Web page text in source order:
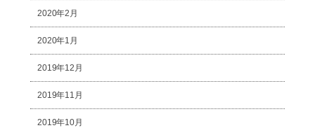
2020年2月
2020年1月
2019年12月
2019年11月
2019年10月